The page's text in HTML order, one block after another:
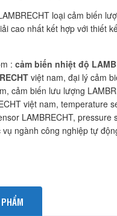
loại cảm biến
cao nhất kết hợp với thiết
: cảm biến nhiệt độ
việt nam, đại lý cảm
cảm biến lưu lượng
việt nam, temperature
LAMBRECHT, pressure
ngành công nghiệp tự